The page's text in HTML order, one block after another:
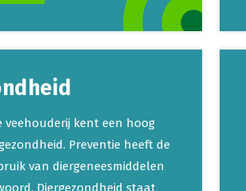
veehouderij kent een hoog
Preventie heeft de
van diergeneesmiddelen
Diergezondheid staat